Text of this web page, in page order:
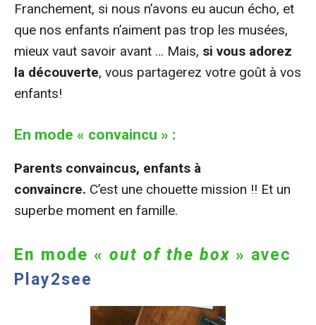
Franchement, si nous n’avons eu aucun écho, et
que nos enfants n’aiment pas trop les musées,
mieux vaut savoir avant … Mais, si vous adorez
la découverte, vous partagerez votre goût à vos
enfants!
En mode « convaincu » :
Parents convaincus, enfants à
convaincre. C’est une chouette mission !! Et un
superbe moment en famille.
En mode « out of the box » avec
Play2see